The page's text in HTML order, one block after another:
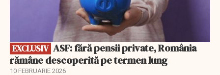
EXCLUSIV
rămâne descoperită pe termen lung
10 FEBRUARIE 2026